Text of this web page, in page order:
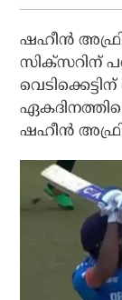
ഷഹീന്‍
സിക്‌സറിന്
ഷഹീന്‍